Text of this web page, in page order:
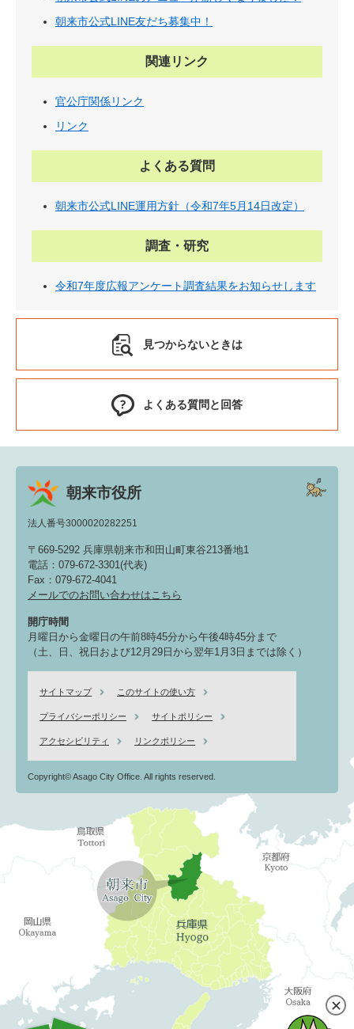
朝来市公式LINE友だち募集中！
関連リンク
官公庁関係リンク
リンク
よくある質問
朝来市公式LINE運用方針（令和7年5月14日改定）
調査・研究
令和7年度広報アンケート調査結果をお知らせします
見つからないときは
よくある質問と回答
朝来市役所
法人番号3000020282251
〒669-5292 兵庫県朝来市和田山町東谷213番地1
電話：079-672-3301(代表)
Fax：079-672-4041
メールでのお問い合わせはこちら
開庁時間
月曜日から金曜日の午前8時45分から午後4時45分まで
（土、日、祝日および12月29日から翌年1月3日までは除く）
サイトマップ このサイトの使い方
プライバシーポリシー サイトポリシー
アクセシビリティ リンクポリシー
Copyright© Asago City Office. All rights reserved.